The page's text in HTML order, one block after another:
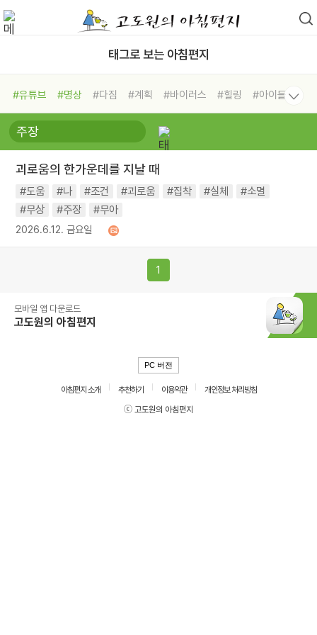
태그로 보는 아침편지
#유튜브 #명상 #다짐 #계획 #바이러스 #힐링
#아이들
#비전캠프
#독서캠프 #삶
#희망
#나눔 #친구 #링컨학교
#독서
#건강 #면역력
괴로움의 한가운데를 지날 때
#도움 #나 #조건 #괴로움 #집착 #실체
#소멸
#무상
#주장 #무아
2026.6.12. 금요일
1
모바일 앱 다운로드
고도원의 아침편지
PC 버전
아침편지 소개 추천하기 이용약관
개인정보 처리방침
ⓒ 고도원의 아침편지